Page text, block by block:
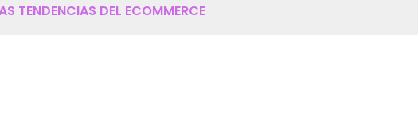
TENDENCIAS DEL ECOMMERCE